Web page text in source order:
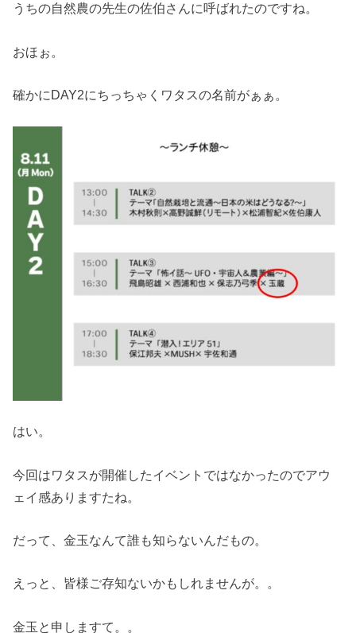
うちの自然農の先生の佐伯さんに呼ばれたのですね。
おほぉ。
確かにDAY2にちっちゃくワタスの名前がぁぁ。
はい。
今回はワタスが開催したイベントではなかったのでアウ
ェイ感ありますたね。
だって、金玉なんて誰も知らないんだもの。
えっと、皆様ご存知ないかもしれませんが。。
金玉と申しますて。。